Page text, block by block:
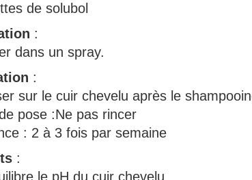
de solubol
:
dans un spray.
:
sur le cuir chevelu après le
pose :Ne pas rincer
: 2 à 3 fois par semaine
:
le pH du cuir chevelu